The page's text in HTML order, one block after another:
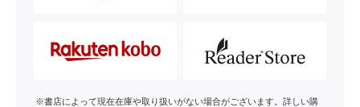
※書店によって現在在庫や取り扱いがない場合がございます。詳しい購